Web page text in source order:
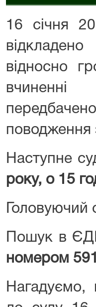
16 січня
відносно
вчиненні
поводження
Наступне
року, о 15
Головуючий
Пошук в
номером
Нагадуємо,